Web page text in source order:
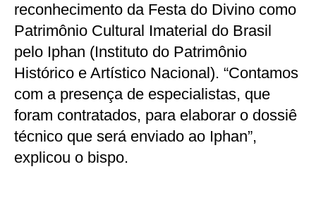
reconhecimento da Festa do Divino como
Patrimônio Cultural Imaterial do Brasil
pelo Iphan (Instituto do Patrimônio
Histórico e Artístico Nacional). “Contamos
com a presença de especialistas, que
foram contratados, para elaborar o dossiê
técnico que será enviado ao Iphan”,
explicou o bispo.